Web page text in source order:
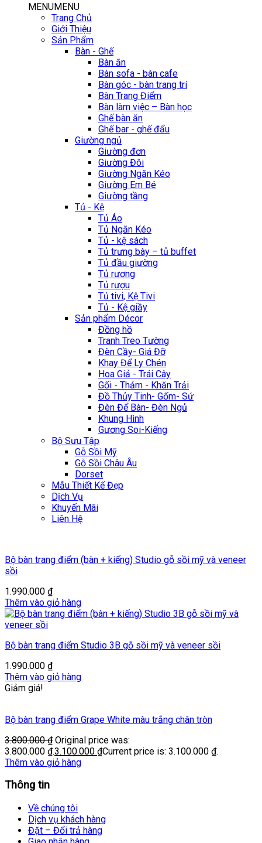
MENUMENU
Trang Chủ
Giới Thiệu
Sản Phẩm
Bàn - Ghế
Bàn ăn
Bàn sofa - bàn cafe
Bàn góc - bàn trang trí
Bàn Trang Điểm
Bàn làm việc – Bàn học
Ghế bàn ăn
Ghế bar - ghế đẩu
Giường ngủ
Giường đơn
Giường Đôi
Giường Ngăn Kéo
Giường Em Bé
Giường tầng
Tủ - Kệ
Tủ Áo
Tủ Ngăn Kéo
Tủ - kệ sách
Tủ trưng bày – tủ buffet
Tủ đầu giường
Tủ rương
Tủ rượu
Tủ tivi, Kệ Tivi
Tủ - Kệ giầy
Sản phẩm Décor
Đồng hồ
Tranh Treo Tường
Đèn Cầy- Giá Đỡ
Khay Để Ly Chén
Hoa Giả - Trái Cây
Gối - Thảm - Khăn Trải
Đồ Thủy Tinh- Gốm- Sứ
Đèn Để Bàn- Đèn Ngủ
Khung Hình
Gương Soi-Kiếng
Bộ Sưu Tập
Gỗ Sồi Mỹ
Gỗ Sồi Châu Âu
Dorset
Mẫu Thiết Kế Đẹp
Dịch Vụ
Khuyến Mãi
Liên Hệ
Bộ bàn trang điểm (bàn + kiếng) Studio gỗ sồi mỹ và veneer
sồi
1.990.000 ₫
Thêm vào giỏ hàng
Bộ bàn trang điểm Studio 3B gỗ sồi mỹ và veneer sồi
1.990.000 ₫
Thêm vào giỏ hàng
Giảm giá!
Bộ bàn trang điểm Grape White màu trắng chân tròn
3.800.000₫ Original price was:
3.800.000 ₫.3.100.000 ₫Current price is: 3.100.000 ₫.
Thêm vào giỏ hàng
Thông tin
Về chúng tôi
Dịch vụ khách hàng
Đặt – Đổi trả hàng